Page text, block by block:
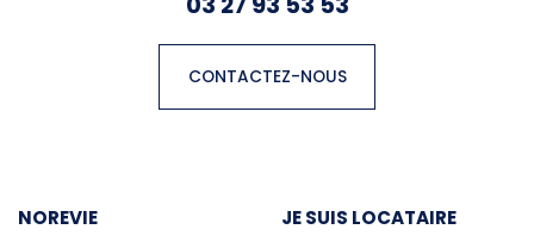
CONTACTEZ-NOUS
NOREVIE JE SUIS LOCATAIRE